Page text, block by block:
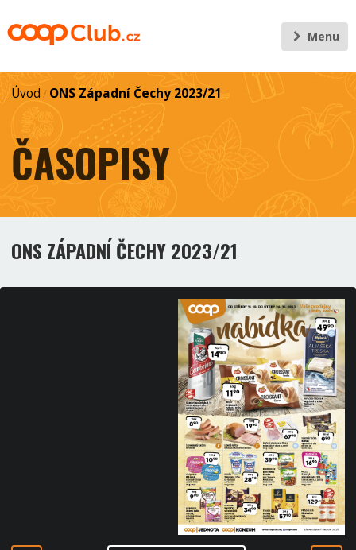
Menu
Úvod / ONS Západní Čechy 2023/21
ČASOPISY
ONS ZÁPADNÍ ČECHY 2023/21